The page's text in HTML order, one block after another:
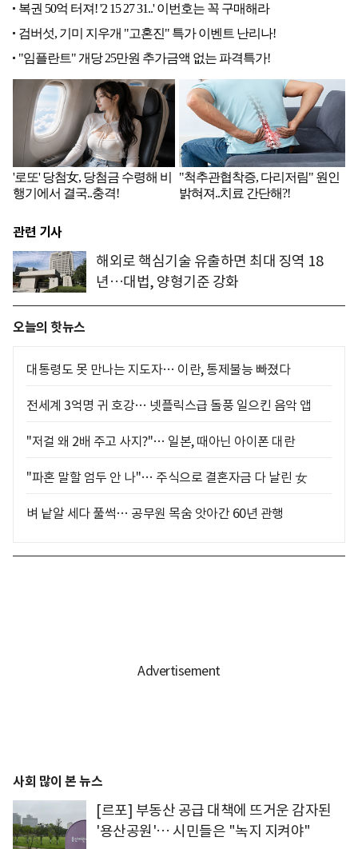
관련 기사
해외로 핵심기술 유출하면 최대 징역 18
년…대법, 양형기준 강화
오늘의 핫뉴스
대통령도 못 만나는 지도자… 이란, 통제불능 빠졌다
전세계 3억명 귀 호강… 넷플릭스급 돌풍 일으킨 음악 앱
"저걸 왜 2배 주고 사지?"… 일본, 때아닌 아이폰 대란
"파혼 말할 엄두 안 나"… 주식으로 결혼자금 다 날린 女
벼 낱알 세다 풀썩… 공무원 목숨 앗아간 60년 관행
사회 많이 본 뉴스
[르포] 부동산 공급 대책에 뜨거운 감자된
'용산공원'… 시민들은 "녹지 지켜야"